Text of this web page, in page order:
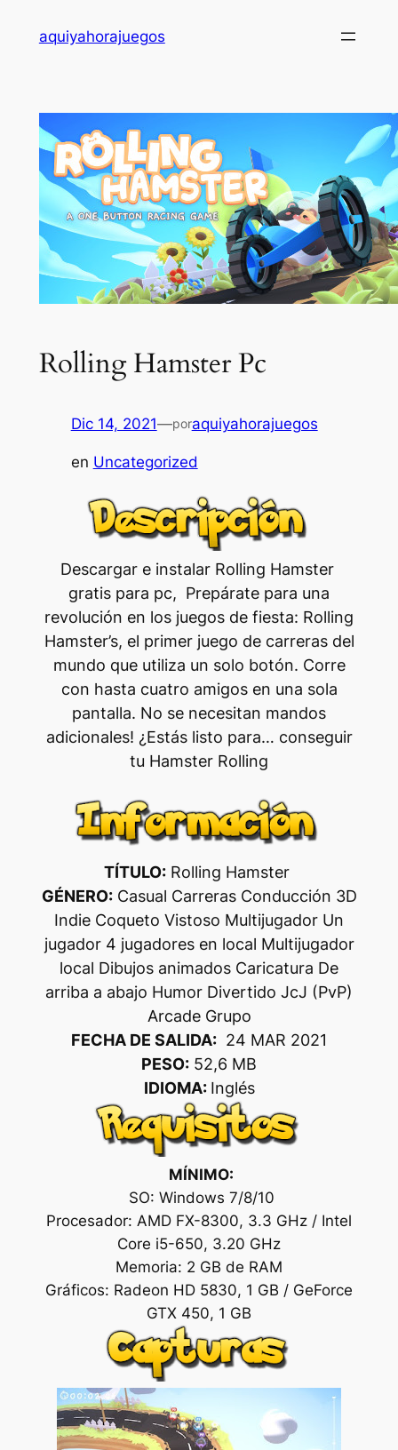
aquiyahorajuegos
Rolling Hamster Pc
Dic 14, 2021—poraquiyahorajuegos
en Uncategorized
Descargar e instalar Rolling Hamster
gratis para pc, Prepárate para una
revolución en los juegos de fiesta: Rolling
Hamster’s, el primer juego de carreras del
mundo que utiliza un solo botón. Corre
con hasta cuatro amigos en una sola
pantalla. No se necesitan mandos
adicionales! ¿Estás listo para… conseguir
tu Hamster Rolling
TÍTULO: Rolling Hamster
GÉNERO:Casual Carreras Conducción 3D
Indie Coqueto Vistoso Multijugador Un
jugador 4 jugadores en local Multijugador
local Dibujos animados Caricatura De
arriba a abajo Humor Divertido JcJ (PvP)
Arcade Grupo
FECHA DE SALIDA: 24 MAR 2021
PESO: 52,6 MB
IDIOMA: Inglés
MÍNIMO:
SO: Windows 7/8/10
Procesador: AMD FX-8300, 3.3 GHz / Intel
Core i5-650, 3.20 GHz
Memoria: 2 GB de RAM
Gráficos: Radeon HD 5830, 1 GB / GeForce
GTX 450, 1 GB